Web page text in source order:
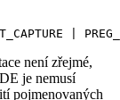
není zřejmé,
je nemusí
pojmenovaných